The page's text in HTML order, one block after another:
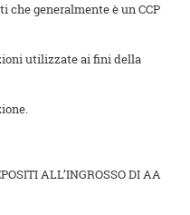
che generalmente è un CCP
utilizzate ai fini della
ALL’INGROSSO DI AA